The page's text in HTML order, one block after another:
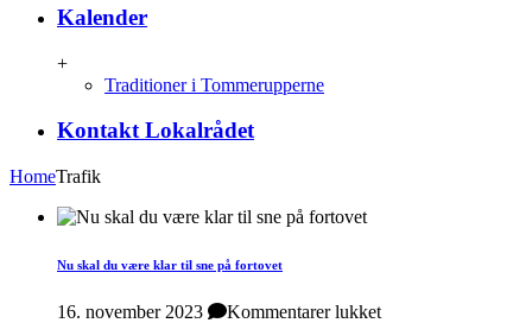
Kalender
+
Traditioner i Tommerupperne
Kontakt Lokalrådet
HomeTrafik
Nu skal du være klar til sne på fortovet
16. november 2023 Kommentarer lukkettil